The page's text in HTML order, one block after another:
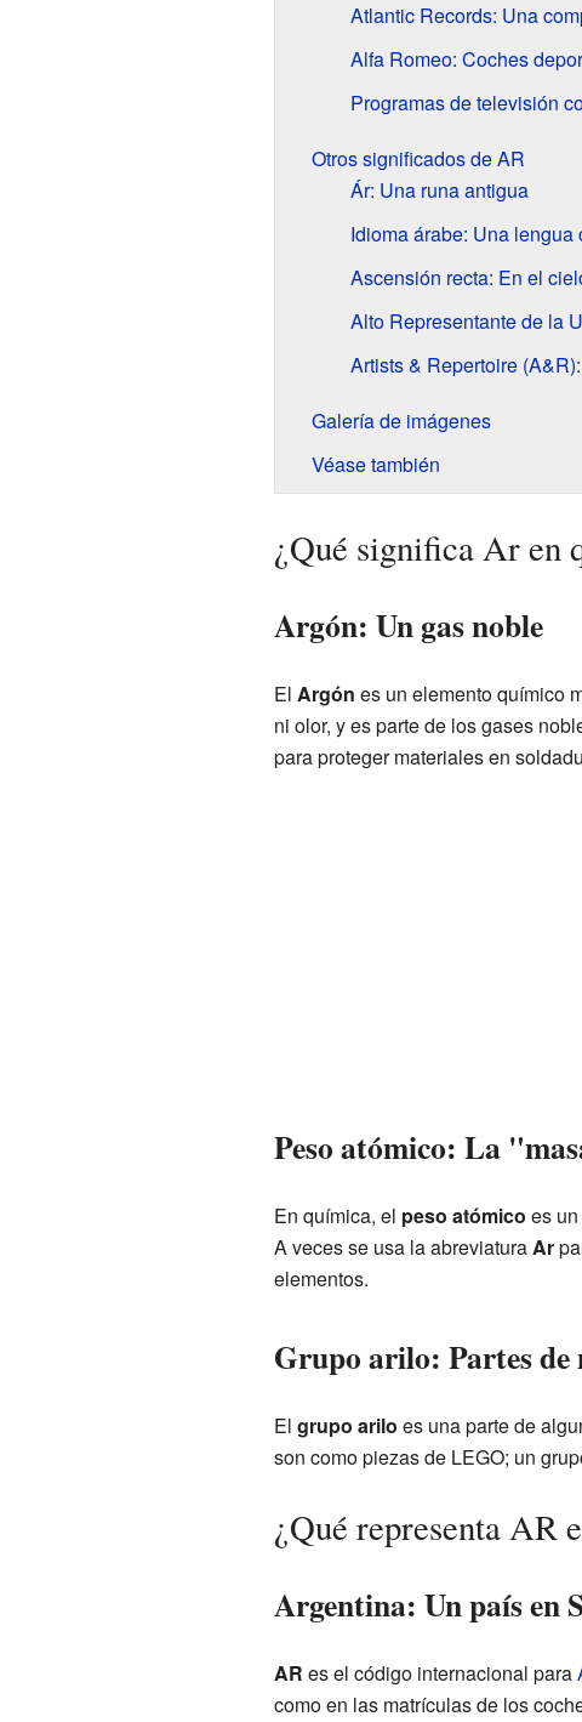
Atlantic Records: Una
Alfa Romeo: Coches
Programas de televisión
Otros significados de AR
Ár: Una runa antigua
Idioma árabe: Una lengua
Ascensión recta: En el
Alto Representante de la
Artists & Repertoire
Galería de imágenes
Véase también
¿Qué significa Ar en
Argón: Un gas noble
El Argón es un elemento químico
ni olor, y es parte de los gases
para proteger materiales en
Peso atómico: La
En química, el peso atómico es
A veces se usa la abreviaturaAr
elementos.
Grupo arilo: Partes de
El grupo arilo es una parte de
son como piezas de LEGO; un
¿Qué representa AR
Argentina: Un país en
AR es el código internacional para
como en las matrículas de los